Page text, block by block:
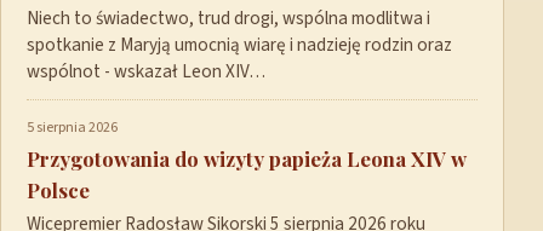
Niech to świadectwo, trud drogi, wspólna modlitwa i
spotkanie z Maryją umocnią wiarę i nadzieję rodzin oraz
wspólnot - wskazał Leon XIV…
5 sierpnia 2026
Przygotowania do wizyty papieża Leona XIV w
Polsce
Wicepremier Radosław Sikorski 5 sierpnia 2026 roku